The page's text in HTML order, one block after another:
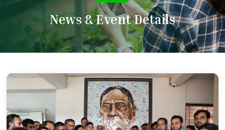
News & Event Details